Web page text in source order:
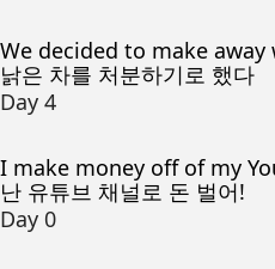
We decided to make away
낡은 차를 처분하기로 했다
Day 4
I make money off of my
난 유튜브 채널로 돈 벌어!
Day 0